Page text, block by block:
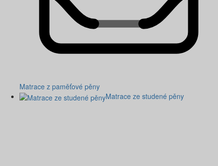
Matrace z paměťové pěny
Matrace ze studené pěny